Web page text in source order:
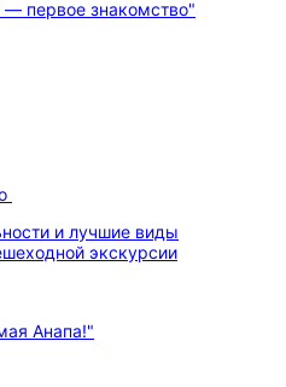
и лучшие виды
экскурсии